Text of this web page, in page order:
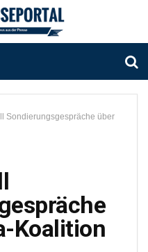
Sondierungsgespräche über
Koalition